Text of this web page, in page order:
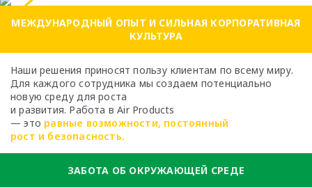
МЕЖДУНАРОДНЫЙ ОПЫТ И СИЛЬНАЯ КОРПОРАТИВНАЯ
КУЛЬТУРА
Наши решения приносят пользу клиентам по всему миру.
Для каждого сотрудника мы создаем потенциально
новую среду для роста
и развития. Работа в Air Products
— это равные возможности, постоянный
рост и безопасность.
ЗАБОТА ОБ ОКРУЖАЮЩЕЙ СРЕДЕ